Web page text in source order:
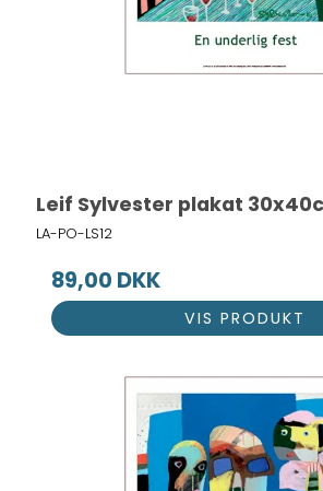
Leif Sylvester plakat
LA-PO-LS12
89,00 DKK
VIS PRODUKT